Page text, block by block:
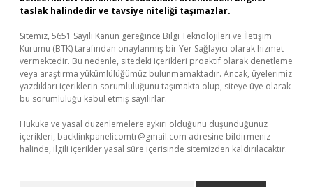
taslak halindedir ve tavsiye niteliği taşımazlar.
Sitemiz, 5651 Sayılı Kanun gereğince Bilgi Teknolojileri ve İletişim
Kurumu (BTK) tarafından onaylanmış bir Yer Sağlayıcı olarak hizmet
vermektedir. Bu nedenle, sitedeki içerikleri proaktif olarak denetleme
veya araştırma yükümlülüğümüz bulunmamaktadır. Ancak, üyelerimiz
yazdıkları içeriklerin sorumluluğunu taşımakta olup, siteye üye olarak
bu sorumluluğu kabul etmiş sayılırlar.
Hukuka ve yasal düzenlemelere aykırı olduğunu düşündüğünüz
içerikleri, backlinkpanelicomtr@gmail.com adresine bildirmeniz
halinde, ilgili içerikler yasal süre içerisinde sitemizden kaldırılacaktır.